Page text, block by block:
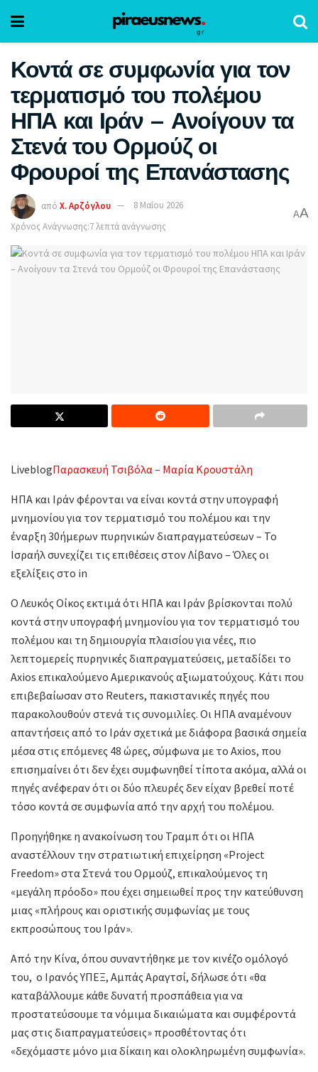
Κοντά σε συμφωνία για τον
τερματισμό του πολέμου
ΗΠΑ και Ιράν – Ανοίγουν τα
Στενά του Ορμούζ οι
Φρουροί της Επανάστασης
από Χ. Αρζόγλου
8 Μαΐου 2026
Χρόνος Ανάγνωσης:7 λεπτά ανάγνωσης
AA
LiveblogΠαρασκευή Τσιβόλα – Μαρία Κρουστάλη
ΗΠΑ και Ιράν φέρονται να είναι κοντά στην υπογραφή
μνημονίου για τον τερματισμό του πολέμου και την
έναρξη 30ήμερων πυρηνικών διαπραγματεύσεων – Το
Ισραήλ συνεχίζει τις επιθέσεις στον Λίβανο – Όλες οι
εξελίξεις στο in
Ο Λευκός Οίκος εκτιμά ότι ΗΠΑ και Ιράν βρίσκονται πολύ
κοντά στην υπογραφή μνημονίου για τον τερματισμό του
πολέμου και τη δημιουργία πλαισίου για νέες, πιο
λεπτομερείς πυρηνικές διαπραγματεύσεις, μεταδίδει το
Axios επικαλούμενο Αμερικανούς αξιωματούχους. Κάτι που
επιβεβαίωσαν στο Reuters, πακιστανικές πηγές που
παρακολουθούν στενά τις συνομιλίες. Οι ΗΠΑ αναμένουν
απαντήσεις από το Ιράν σχετικά με διάφορα βασικά σημεία
μέσα στις επόμενες 48 ώρες, σύμφωνα με το Axios, που
επισημαίνει ότι δεν έχει συμφωνηθεί τίποτα ακόμα, αλλά οι
πηγές ανέφεραν ότι οι δύο πλευρές δεν είχαν βρεθεί ποτέ
τόσο κοντά σε συμφωνία από την αρχή του πολέμου.
Προηγήθηκε η ανακοίνωση του Τραμπ ότι οι ΗΠΑ
αναστέλλουν την στρατιωτική επιχείρηση «Project
Freedom» στα Στενά του Ορμούζ, επικαλούμενος τη
«μεγάλη πρόοδο» που έχει σημειωθεί προς την κατεύθυνση
μιας «πλήρους και οριστικής συμφωνίας με τους
εκπροσώπους του Ιράν».
Από την Κίνα, όπου συναντήθηκε με τον κινέζο ομόλογό
του, ο Ιρανός ΥΠΕΞ, Αμπάς Αραγτσί, δήλωσε ότι «θα
καταβάλλουμε κάθε δυνατή προσπάθεια για να
προστατεύσουμε τα νόμιμα δικαιώματα και συμφέροντά
μας στις διαπραγματεύσεις» προσθέτοντας ότι
«δεχόμαστε μόνο μια δίκαιη και ολοκληρωμένη συμφωνία».